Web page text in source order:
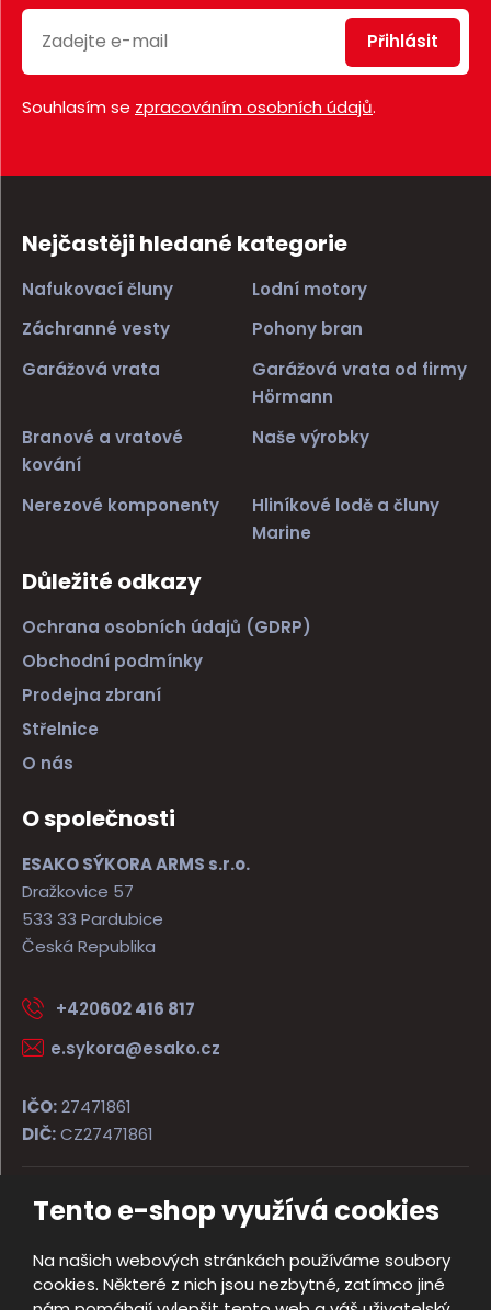
Tento e-shop využívá cookies
Na našich webových stránkách používáme soubory
cookies. Některé z nich jsou nezbytné, zatímco jiné
Přihlásit
Souhlasím se zpracováním osobních údajů.
Nejčastěji hledané kategorie
Nafukovací čluny
Lodní motory
Záchranné vesty
Pohony bran
Garážová vrata
Garážová vrata od firmy
Hörmann
Branové a vratové
kování
Naše výrobky
Nerezové komponenty
Hliníkové lodě a čluny
Marine
Důležité odkazy
Ochrana osobních údajů (GDRP)
Obchodní podmínky
Prodejna zbraní
Střelnice
O nás
O společnosti
ESAKO SÝKORA ARMS s.r.o.
Dražkovice 57
533 33 Pardubice
Česká Republika
+420602 416 817
e.sykora@esako.cz
IČO:27471861
DIČ:CZ27471861
© 2026, ESAKO SÝKORA ARMS s.r.o.
Mapa stránek